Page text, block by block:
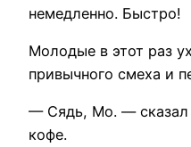
немедленно. Быстро!
Молодые в этот раз
привычного смеха и
— Сядь, Мо. — сказал
кофе.